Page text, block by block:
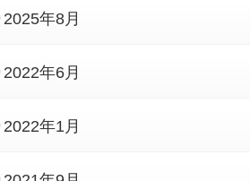
2025年8月
2022年6月
2022年1月